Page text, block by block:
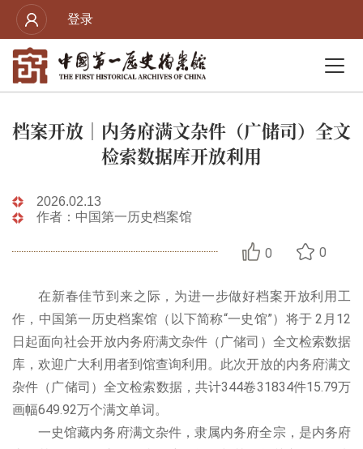
登录
档案开放｜内务府满文杂件（广储司）全文
检索数据库开放利用
2026.02.13
作者：中国第一历史档案馆
0 0
在新春佳节到来之际，为进一步做好档案开放利用工
作，中国第一历史档案馆（以下简称“一史馆”）将于 2月12
日起面向社会开放内务府满文杂件（广储司）全文检索数据
库，欢迎广大利用者到馆查询利用。此次开放的内务府满文
杂件（广储司）全文检索数据，共计344卷31834件15.79万
画幅649.92万个满文单词。
一史馆藏内务府满文杂件，隶属内务府全宗，是内务府